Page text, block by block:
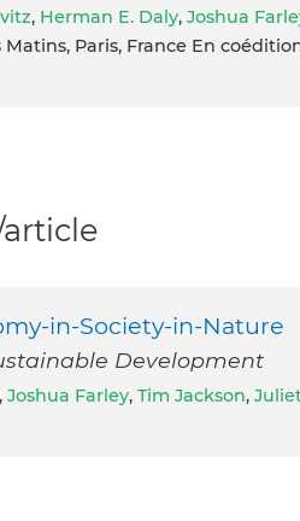
, Herman E. Daly, Joshua
Paris, France En
in-Society-in-Nature
Development
, Joshua Farley, Tim Jackson,